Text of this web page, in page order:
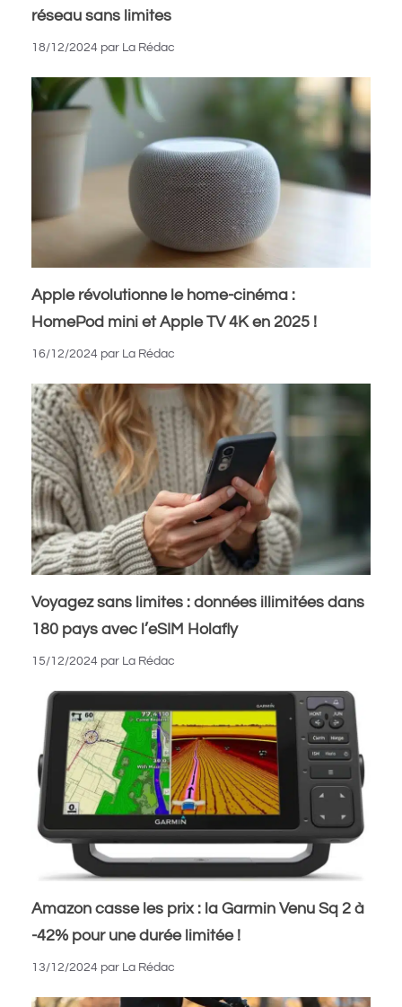
réseau sans limites
18/12/2024 par La Rédac
Apple révolutionne le home-cinéma :
HomePod mini et Apple TV 4K en 2025 !
16/12/2024 par La Rédac
Voyagez sans limites : données illimitées dans
180 pays avec l’eSIM Holafly
15/12/2024 par La Rédac
Amazon casse les prix : la Garmin Venu Sq 2 à
-42% pour une durée limitée !
13/12/2024 par La Rédac